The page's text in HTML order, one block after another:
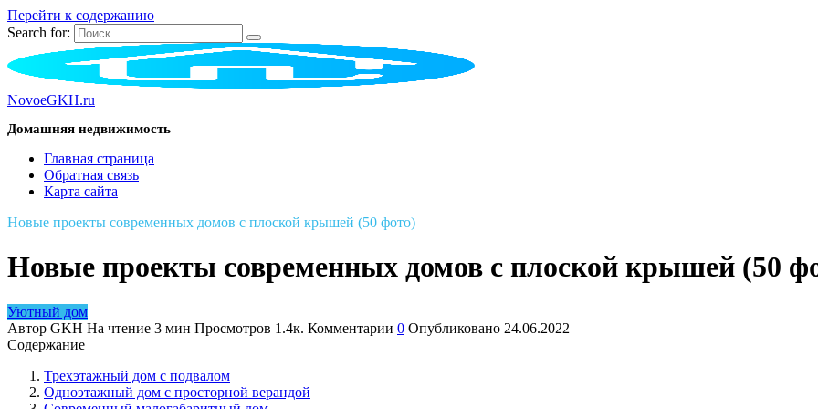
Перейти к содержанию
Search for:
NovoeGKH.ru
Домашняя недвижимость
Главная страница
Обратная связь
Карта сайта
Новые проекты современных домов с плоской крышей (50 фото)
Новые проекты современных домов с плоской крышей (50
Уютный дом
Автор GKH На чтение 3 мин Просмотров 1.4к. Комментарии 0 Опубликовано 24.06.2022
Содержание
Трехэтажный дом с подвалом
Одноэтажный дом с просторной верандой